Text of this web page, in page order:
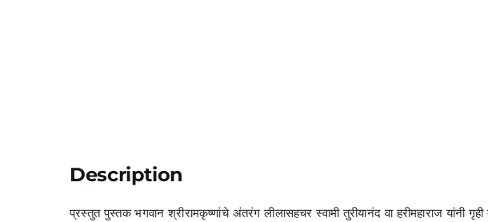
Description
प्रस्तुत पुस्तक भगवान श्रीरामकृष्णांचे अंतरंग लीलासहचर स्वामी तुरीयानंद वा हरीमहाराज यांनी